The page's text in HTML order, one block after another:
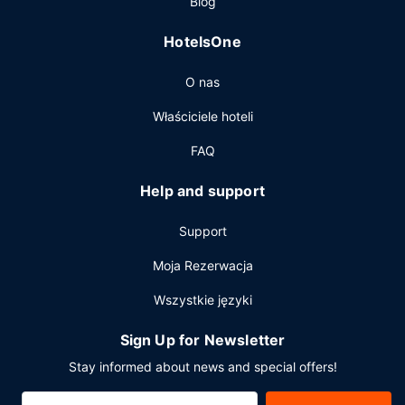
dobę). Dostępna jest także taka usługa jak bezpłatne
HotelsOne
O nas
Właściciele hoteli
FAQ
Help and support
Support
Moja Rezerwacja
Wszystkie języki
Sign Up for Newsletter
Stay informed about news and special offers!